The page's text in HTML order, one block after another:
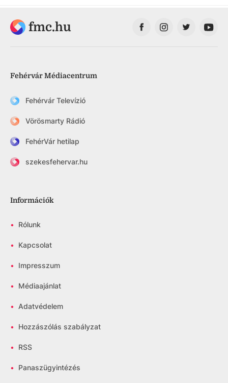
fmc.hu
Fehérvár Médiacentrum
Fehérvár Televízió
Vörösmarty Rádió
FehérVár hetilap
szekesfehervar.hu
Információk
• Rólunk
• Kapcsolat
• Impresszum
• Médiaajánlat
• Adatvédelem
• Hozzászólás szabályzat
• RSS
• Panaszügyintézés